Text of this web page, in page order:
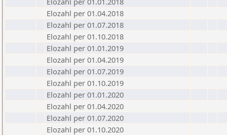
Elozahl per 01.04.2018
Elozahl per 01.07.2018
Elozahl per 01.10.2018
Elozahl per 01.01.2019
Elozahl per 01.04.2019
Elozahl per 01.07.2019
Elozahl per 01.10.2019
Elozahl per 01.01.2020
Elozahl per 01.04.2020
Elozahl per 01.07.2020
Elozahl per 01.10.2020